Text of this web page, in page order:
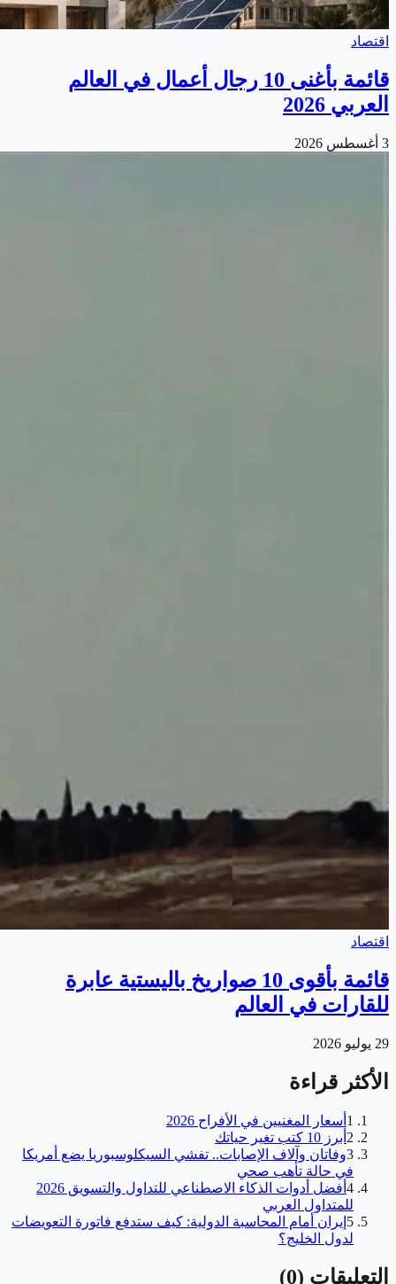
اقتصاد
قائمة بأغنى 10 رجال أعمال في العالم
العربي 2026
3 أغسطس 2026
اقتصاد
قائمة بأقوى 10 صواريخ باليستية عابرة
للقارات في العالم
29 يوليو 2026
الأكثر قراءة
1 أسعار المغنيين في الأفراح 2026
2 أبرز 10 كتب تغير حياتك
3وفاتان وآلاف الإصابات.. تفشي السيكلوسبوريا يضع أمريكا
في حالة تأهب صحي
4
أفضل أدوات الذكاء الاصطناعي للتداول والتسويق 2026
للمتداول العربي
5 إيران أمام المحاسبة الدولية: كيف ستدفع فاتورة التعويضات
لدول الخليج؟
التعليقات (
0
)